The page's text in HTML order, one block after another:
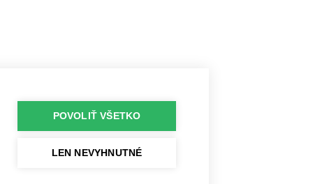
POVOLIŤ VŠETKO
LEN NEVYHNUTNÉ